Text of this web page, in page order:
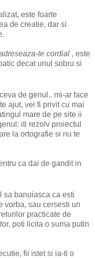
este foarte
de creatie, dar si
te cordial , este
decat unul sobru si
de genul.. mi-ar face
ajut, vei fi privit cu mai
mare de pe site ii
iti rezolv proiectul
la ortografie si nu te
ca dai de gandit in
sa banuiasca ca esti
vorba, sau cersesti un
practicate de
poti licita o suma putin
fii istet si ia-ti o